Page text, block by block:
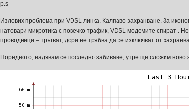
p.s
Излових проблема при VDSL линка. Калпаво захранване. За
натовари микротика с повечко трафик, VDSL модемите спират .
проводници – тръгват, дори не трябва да се изключват от
Поредното, надявам се последно забиване, утре ще сложим ново